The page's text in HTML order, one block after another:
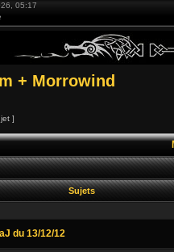
05:17
+ Morrowind
]
Sujets
du 13/12/12